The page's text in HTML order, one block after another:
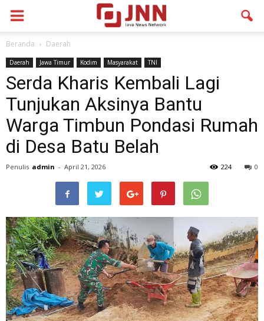
Beranda Daerah
Daerah Jawa Timur Kodim Masyarakat TNI
Serda Kharis Kembali Lagi
Tunjukan Aksinya Bantu
Warga Timbun Pondasi Rumah
di Desa Batu Belah
Penulis admin - April 21, 2026 0
224